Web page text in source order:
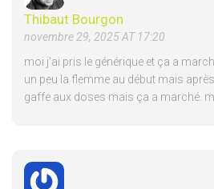
Thibaut Bourgon
novembre 29, 2025 AT 17:20
moi j’ai pris le générique et ça a
un peu la flemme au début mais
gaffe aux doses mais ça a marché.